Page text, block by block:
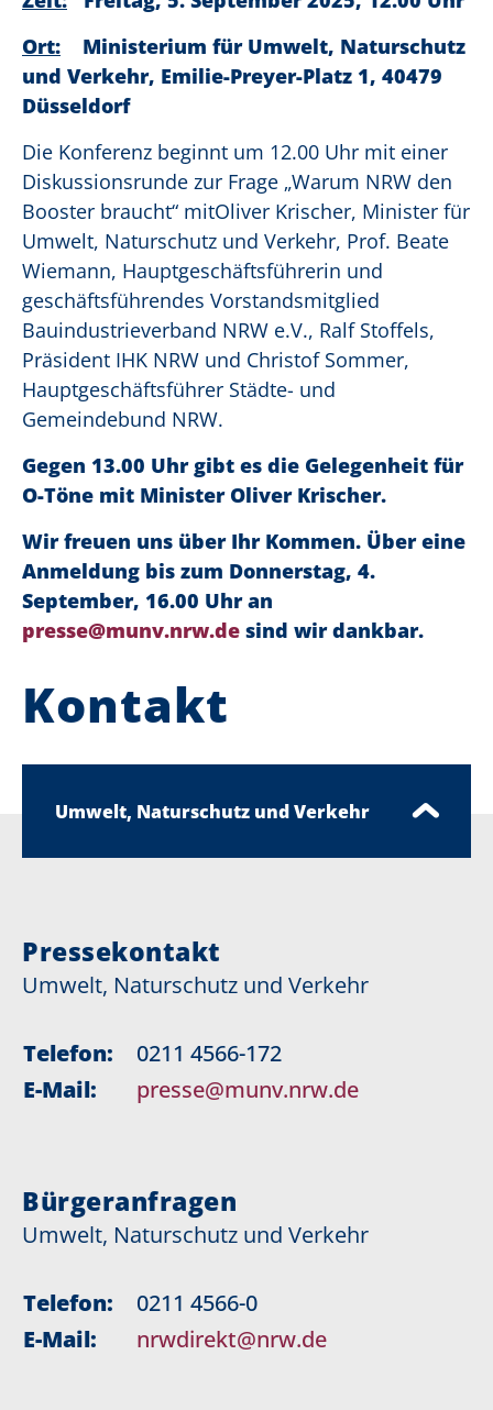
Ort: Ministerium für Umwelt, Naturschutz
und Verkehr, Emilie-Preyer-Platz 1, 40479
Düsseldorf
Die Konferenz beginnt um 12.00 Uhr mit einer
Diskussionsrunde zur Frage „Warum NRW den
Booster braucht“ mitOliver Krischer​, Minister für
Umwelt, Naturschutz und Verkehr, Prof. Beate
Wiemann, Hauptgeschäftsführerin und
geschäftsführendes Vorstandsmitglied
Bauindustrieverband NRW e.V., Ralf Stoffels,
Präsident IHK NRW und Christof Sommer,
Hauptgeschäftsführer Städte- und
Gemeindebund NRW.
Gegen 13.00 Uhr gibt es die Gelegenheit für
O-Töne mit Minister Oliver Krischer.
Wir freuen uns über Ihr Kommen. Über eine
Anmeldung bis zum Donnerstag, 4.
September, 16.00 Uhr an
presse@munv.nrw.de sind wir dankbar.
Kontakt
Umwelt, Naturschutz und Verkehr
Pressekontakt
Umwelt, Naturschutz und Verkehr
Telefon:
0211 4566-172
E-Mail:
presse@munv.nrw.de
Bürgeranfragen
Umwelt, Naturschutz und Verkehr
Telefon:
0211 4566-0
E-Mail:
nrwdirekt@nrw.de